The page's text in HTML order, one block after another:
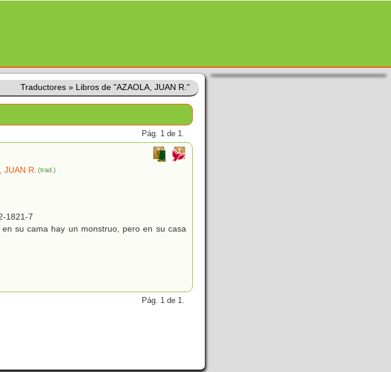
Traductores » Libros de "AZAOLA, JUAN R."
Pág. 1 de 1.
JUAN R. (trad.)
1821-7
su cama hay un monstruo, pero en su casa
Pág. 1 de 1.